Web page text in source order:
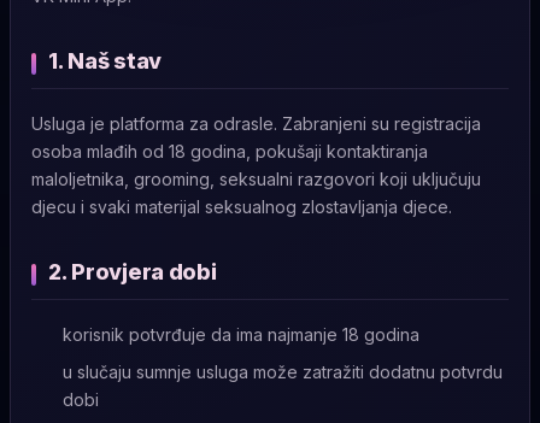
1. Naš stav
Usluga je platforma za odrasle. Zabranjeni su registracija
osoba mlađih od 18 godina, pokušaji kontaktiranja
maloljetnika, grooming, seksualni razgovori koji uključuju
djecu i svaki materijal seksualnog zlostavljanja djece.
2. Provjera dobi
korisnik potvrđuje da ima najmanje 18 godina
u slučaju sumnje usluga može zatražiti dodatnu potvrdu
dobi